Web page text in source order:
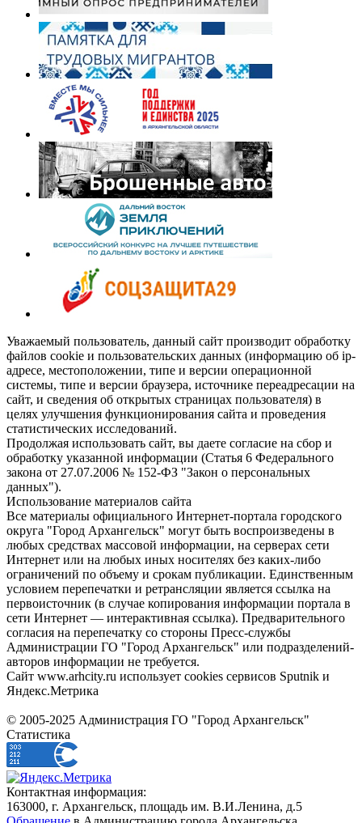
Уважаемый пользователь, данный сайт производит обработку
файлов cookie и пользовательских данных (информацию об ip-
адресе, местоположении, типе и версии операционной
системы, типе и версии браузера, источнике переадресации на
сайт, и сведения об открытых страницах пользователя) в
целях улучшения функционирования сайта и проведения
статистических исследований.
Продолжая использовать сайт, вы даете согласие на сбор и
обработку указанной информации (Статья 6 Федерального
закона от 27.07.2006 № 152-ФЗ "Закон о персональных
данных").
Использование материалов сайта
Все материалы официального Интернет-портала городского
округа "Город Архангельск" могут быть воспроизведены в
любых средствах массовой информации, на серверах сети
Интернет или на любых иных носителях без каких-либо
ограничений по объему и срокам публикации. Единственным
условием перепечатки и ретрансляции является ссылка на
первоисточник (в случае копирования информации портала в
сети Интернет — интерактивная ссылка). Предварительного
согласия на перепечатку со стороны Пресс-службы
Администрации ГО "Город Архангельск" или подразделений-
авторов информации не требуется.
Сайт www.arhcity.ru использует cookies сервисов Sputnik и
Яндекс.Метрика
© 2005-2025 Администрация ГО "Город Архангельск"
Статистика
Контактная информация:
163000, г. Архангельск, площадь им. В.И.Ленина, д.5